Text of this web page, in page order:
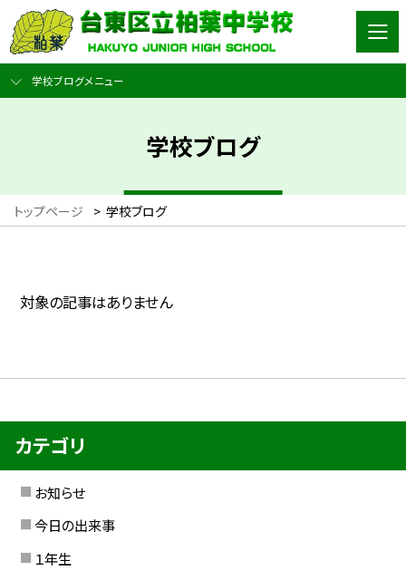
学校ブログメニュー
学校ブログ
トップページ > 学校ブログ
対象の記事はありません
カテゴリ
お知らせ
今日の出来事
１年生